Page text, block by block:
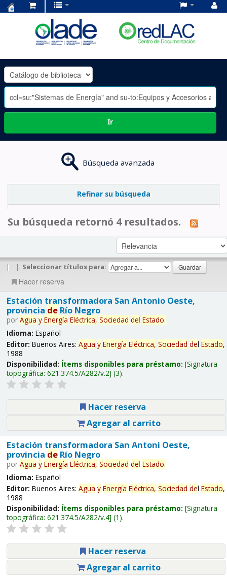
OLADE
-
Ir
Búsqueda avanzada
Refinar su búsqueda
Su búsqueda retornó 4 resultados.
| | Seleccionar títulos para:
Hacer reserva
Estación transformadora San Antonio Oeste,
provincia deRío Negro
por Agua y Energía Eléctrica, Sociedad del Estado.
Idioma: Español
Editor: Buenos Aires: Agua y Energía Eléctrica, Sociedad del Estado,
1988
Disponibilidad: Ítems disponibles para préstamo: Signatura
topográfica: 621.374.5/A282/v.2 (3).
Hacer reserva
Agregar al carrito
Estación transformadora San Antoni Oeste,
provincia deRío Negro
por Agua y Energía Eléctrica, Sociedad del Estado.
Idioma: Español
Editor: Buenos Aires: Agua y Energía Eléctrica, Sociedad del Estado,
1988
Disponibilidad: Ítems disponibles para préstamo: Signatura
topográfica: 621.374.5/A282/v.4 (1).
Hacer reserva
Agregar al carrito